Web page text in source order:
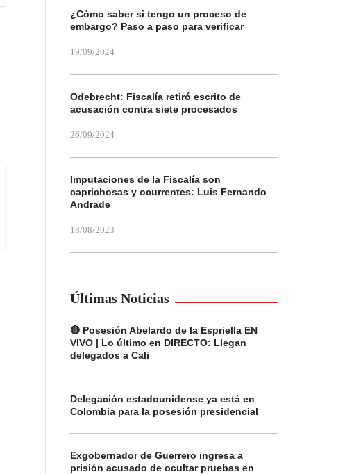
¿Cómo saber si tengo un proceso de
embargo? Paso a paso para verificar
19/09/2024
Odebrecht: Fiscalía retiró escrito de
acusación contra siete procesados
26/09/2024
Imputaciones de la Fiscalía son
caprichosas y ocurrentes: Luis Fernando
Andrade
18/08/2023
Últimas Noticias
🔴 Posesión Abelardo de la Espriella EN
VIVO | Lo último en DIRECTO: Llegan
delegados a Cali
Delegación estadounidense ya está en
Colombia para la posesión presidencial
Exgobernador de Guerrero ingresa a
prisión acusado de ocultar pruebas en